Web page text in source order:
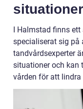
situationer
I Halmstad finns
specialiserat sig på
tandvårdsexperter
situationer och kan
vården för att